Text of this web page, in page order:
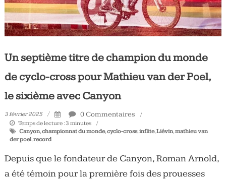
Un septième titre de champion du monde
de cyclo-cross pour Mathieu van der Poel,
le sixième avec Canyon
3 février 2025 0 Commentaires
Temps de lecture :3 minutes
Canyon,championnat du monde,cyclo-cross,inflite,Liévin,mathieu van
der poel,record
Depuis que le fondateur de Canyon, Roman Arnold,
a été témoin pour la première fois des prouesses